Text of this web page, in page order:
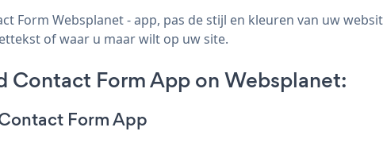
Form Websplanet - app, pas de stijl en kleuren van uw
of waar u maar wilt op uw site.
Contact Form App on Websplanet:
Form App